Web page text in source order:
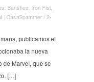
Banshee, Iron Fist,
| CasaSpammer / 2-
publicamos el
la nueva
de Marvel, que se
[…]